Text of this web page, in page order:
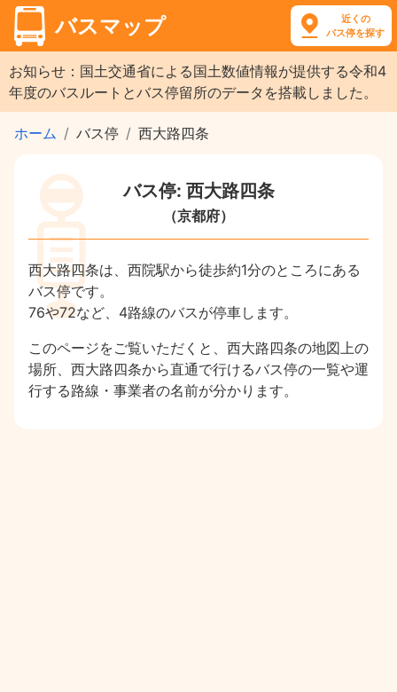
バスマップ
近くの
バス停を探す
お知らせ：国土交通省による国土数値情報が提供する令和4
年度のバスルートとバス停留所のデータを搭載しました。
ホーム バス停 西大路四条
バス停: 西大路四条
（京都府）
西大路四条は、西院駅から徒歩約1分のところにある
バス停です。
76や72など、4路線のバスが停車します。
このページをご覧いただくと、西大路四条の地図上の
場所、西大路四条から直通で行けるバス停の一覧や運
行する路線・事業者の名前が分かります。